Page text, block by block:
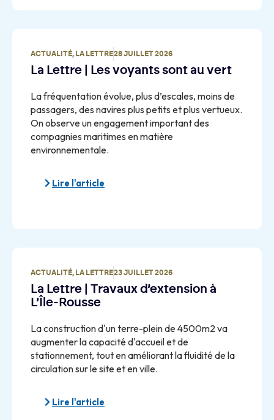
ACTUALITÉ, LA LETTRE28 JUILLET 2026
La Lettre | Les voyants sont au vert
La fréquentation évolue, plus d’escales, moins de
passagers, des navires plus petits et plus vertueux.
On observe un engagement important des
compagnies maritimes en matière
environnementale.
Lire l'article
ACTUALITÉ, LA LETTRE23 JUILLET 2026
La Lettre | Travaux d’extension à
L’Île-Rousse
La construction d'un terre-plein de 4500m2 va
augmenter la capacité d'accueil et de
stationnement, tout en améliorant la fluidité de la
circulation sur le site et en ville.
Lire l'article